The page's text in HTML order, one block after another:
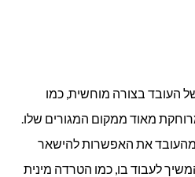
העובד בצורה מוחשית, כמו
מאוד ממקום המגורים שלו.
את האפשרות להישאר
לעבוד בו, כמו הטרדה מינית